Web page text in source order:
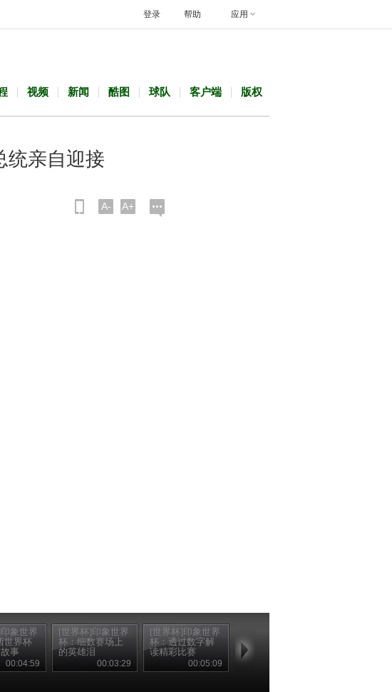
帮助 应用
登录
视频 新闻 酷图 球队 客户端 版权
统亲自迎接
A- A+
象世界
世界杯
事
00:04:59
[世界杯]印象世界
杯：细数赛场上
的英雄泪
00:03:29
[世界杯]印象世界
杯：透过数字解
读精彩比赛
00:05:09